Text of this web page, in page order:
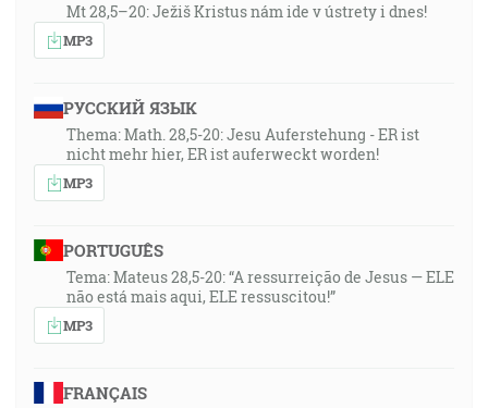
Mt 28,5–20: Ježiš Kristus nám ide v ústrety i dnes!
MP3
РУССКИЙ ЯЗЫК
Thema: Math. 28,5-20: Jesu Auferstehung - ER ist
nicht mehr hier, ER ist auferweckt worden!
MP3
PORTUGUÊS
Tema: Mateus 28,5-20: “A ressurreição de Jesus — ELE
não está mais aqui, ELE ressuscitou!”
MP3
FRANÇAIS